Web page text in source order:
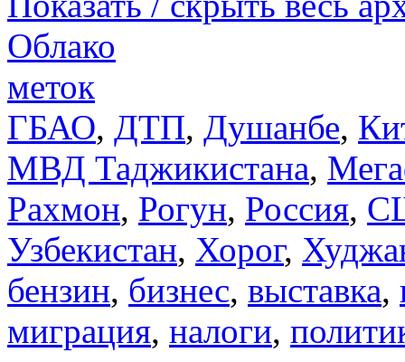
Облако
меток
ГБАО, ДТП, Душанбе,
МВД Таджикистана,
Рахмон, Рогун, Россия,
Узбекистан, Хорог,
бензин, бизнес, выставка,
миграция, налоги,